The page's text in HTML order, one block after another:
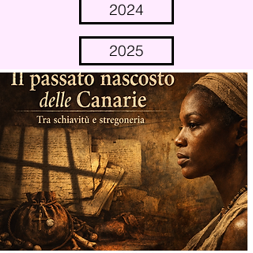
2024
2025